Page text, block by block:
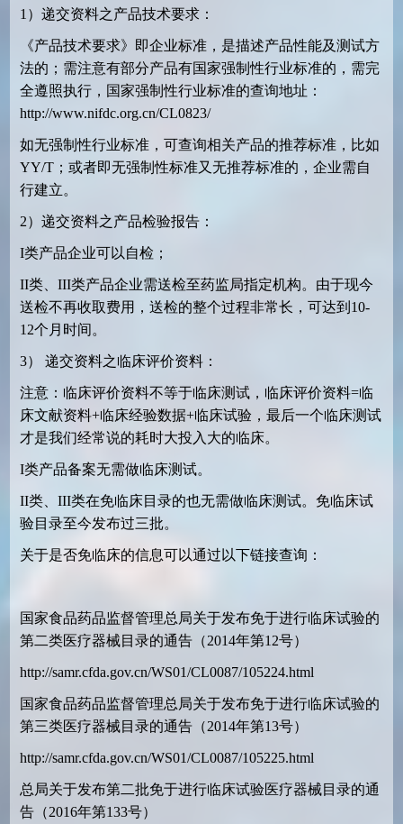
1）递交资料之产品技术要求：
《产品技术要求》即企业标准，是描述产品性能及测试方
法的；需注意有部分产品有国家强制性行业标准的，需完
全遵照执行，国家强制性行业标准的查询地址：
http://www.nifdc.org.cn/CL0823/
如无强制性行业标准，可查询相关产品的推荐标准，比如
YY/T；或者即无强制性标准又无推荐标准的，企业需自
行建立。
2）递交资料之产品检验报告：
I类产品企业可以自检；
II类、III类产品企业需送检至药监局指定机构。由于现今
送检不再收取费用，送检的整个过程非常长，可达到10-
12个月时间。
3） 递交资料之临床评价资料：
注意：临床评价资料不等于临床测试，临床评价资料=临
床文献资料+临床经验数据+临床试验，最后一个临床测试
才是我们经常说的耗时大投入大的临床。
I类产品备案无需做临床测试。
II类、III类在免临床目录的也无需做临床测试。免临床试
验目录至今发布过三批。
关于是否免临床的信息可以通过以下链接查询：
国家食品药品监督管理总局关于发布免于进行临床试验的
第二类医疗器械目录的通告（2014年第12号）
http://samr.cfda.gov.cn/WS01/CL0087/105224.html
国家食品药品监督管理总局关于发布免于进行临床试验的
第三类医疗器械目录的通告（2014年第13号）
http://samr.cfda.gov.cn/WS01/CL0087/105225.html
总局关于发布第二批免于进行临床试验医疗器械目录的通
告（2016年第133号）